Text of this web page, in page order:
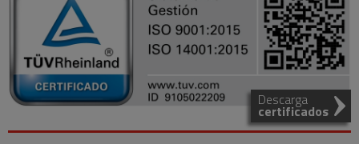
Descarga
certificados